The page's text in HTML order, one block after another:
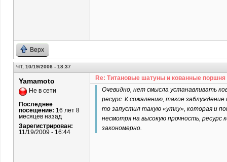
Верх
ЧТ, 10/19/2006 - 18:37
Yamamoto
Не в сети
Последнее
посещение: 16 лет 8
месяцев назад
Зарегистрирован:
11/19/2009 - 16:44
Re: Титановые шатуны и кованные поршня
Очевидно, нет смысла устанавливать
ресурс. К сожалению, такое
то запустил такую «утку», которая и
несмотря на высокую прочность, ресурс
закономерно.